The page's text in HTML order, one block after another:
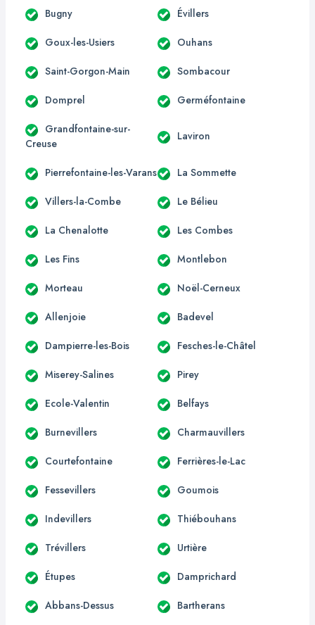
Bugny Évillers
Goux-les-Usiers Ouhans
Saint-Gorgon-Main Sombacour
Domprel Germéfontaine
Grandfontaine-sur-
Creuse
Laviron
Pierrefontaine-les-Varans La Sommette
Villers-la-Combe Le Bélieu
La Chenalotte Les Combes
Les Fins Montlebon
Morteau Noël-Cerneux
Allenjoie Badevel
Dampierre-les-Bois Fesches-le-Châtel
Miserey-Salines Pirey
Ecole-Valentin Belfays
Burnevillers Charmauvillers
Courtefontaine Ferrières-le-Lac
Fessevillers Goumois
Indevillers Thiébouhans
Trévillers Urtière
Étupes Damprichard
Abbans-Dessus Bartherans